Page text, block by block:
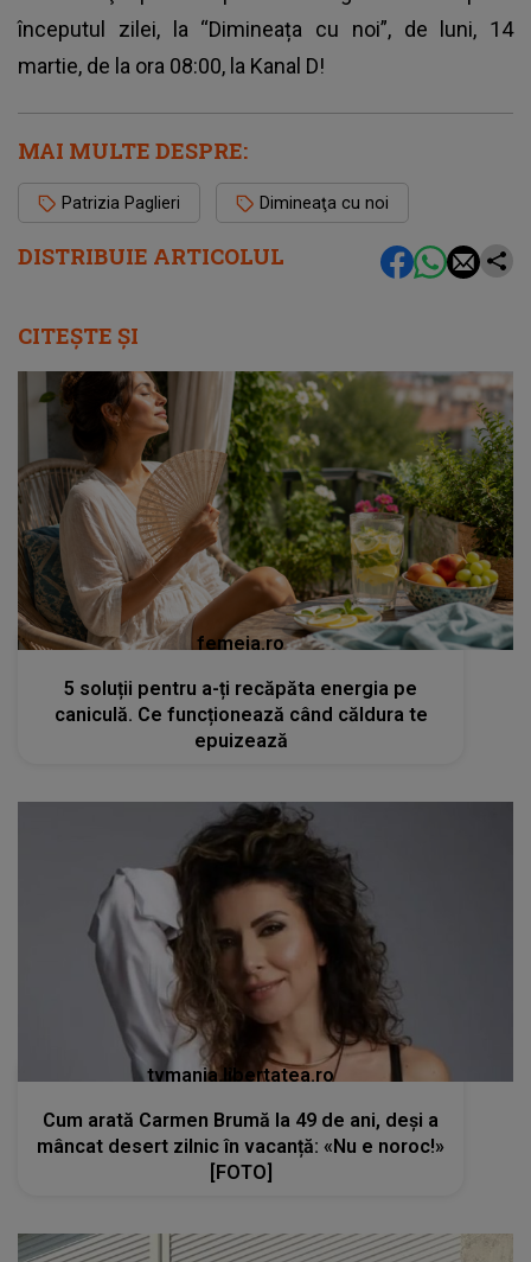
DISTRIBUIE ARTICOLUL
începutul zilei, la “Dimineața cu noi”, de luni, 14
martie, de la ora 08:00, la Kanal D!
MAI MULTE DESPRE:
Patrizia Paglieri Dimineaţa cu noi
CITEȘTE ȘI
femeia.ro
5 soluții pentru a-ți recăpăta energia pe
caniculă. Ce funcționează când căldura te
epuizează
tvmania.libertatea.ro
Cum arată Carmen Brumă la 49 de ani, deși a
mâncat desert zilnic în vacanță: «Nu e noroc!»
[FOTO]